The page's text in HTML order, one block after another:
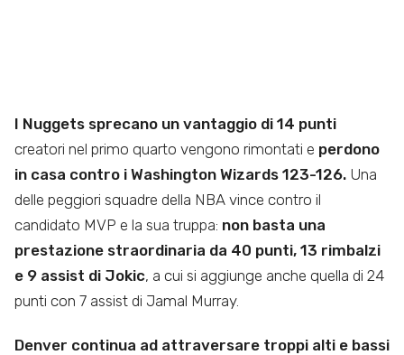
I Nuggets sprecano un vantaggio di 14 punti
creatori nel primo quarto vengono rimontati e perdono
in casa contro i Washington Wizards 123-126. Una
delle peggiori squadre della NBA vince contro il
candidato MVP e la sua truppa: non basta una
prestazione straordinaria da 40 punti, 13 rimbalzi
e 9 assist di Jokic, a cui si aggiunge anche quella di 24
punti con 7 assist di Jamal Murray.
Denver continua ad attraversare troppi alti e bassi